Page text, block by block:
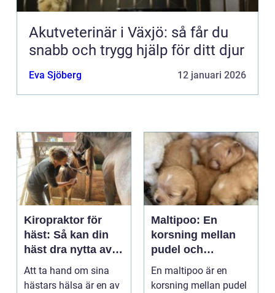
Akutveterinär i Växjö: så får du
snabb och trygg hjälp för ditt djur
Eva Sjöberg 12 januari 2026
Kiropraktor för
häst: Så kan din
häst dra nytta av
behandling
Att ta hand om sina
hästars hälsa är en av
Maltipoo: En
korsning mellan
pudel och
malteser
En maltipoo är en
korsning mellan pudel